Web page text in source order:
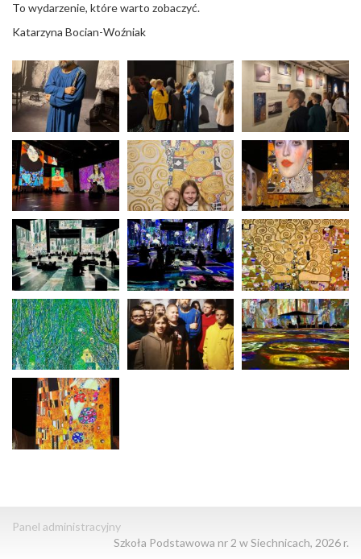
To wydarzenie, które warto zobaczyć.
Katarzyna Bocian-Woźniak
Panel administracyjny
Szkoła Podstawowa nr 2 w Siechnicach, 2026 r.